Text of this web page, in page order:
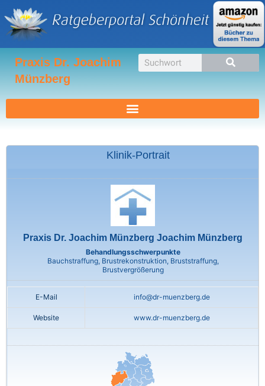
Inhalt
springen
Praxis Dr. Joachim
Münzberg
Suche
Klinik-Portrait
Praxis Dr. Joachim Münzberg Joachim Münzberg
Behandlungsschwerpunkte
Bauchstraffung, Brustrekonstruktion, Bruststraffung,
Brustvergrößerung
E-Mail info@dr-muenzberg.de
Website www.dr-muenzberg.de